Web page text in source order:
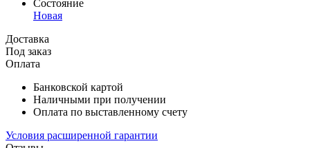
Состояние
Новая
Доставка
Под заказ
Оплата
Банковской картой
Наличными при получении
Оплата по выставленному счету
Условия расширенной гарантии